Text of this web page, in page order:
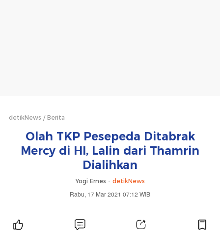
detikNews Berita
Olah TKP Pesepeda Ditabrak
Mercy di HI, Lalin dari Thamrin
Dialihkan
Yogi Ernes - detikNews
Rabu, 17 Mar 2021 07:12 WIB